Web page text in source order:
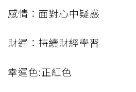
感情：面對心中疑惑
財運：持續財經學習
幸運色:正紅色